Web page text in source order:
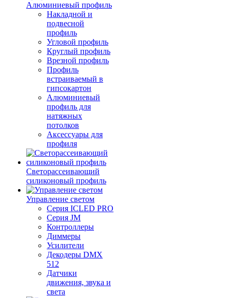
Алюминиевый профиль
Накладной и
подвесной
профиль
Угловой профиль
Круглый профиль
Врезной профиль
Профиль
встраиваемый в
гипсокартон
Алюминиевый
профиль для
натяжных
потолков
Аксессуары для
профиля
Светорассеивающий
силиконовый профиль
Управление светом
Серия ICLED PRO
Серия JM
Контроллеры
Диммеры
Усилители
Декодеры DMX
512
Датчики
движения, звука и
света